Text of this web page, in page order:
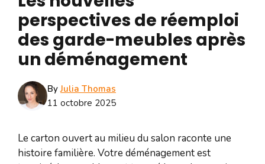
perspectives de réemploi
des garde-meubles après
un déménagement
ByJulia Thomas
11 octobre 2025
Le carton ouvert au milieu du salon raconte une
histoire familière. Votre déménagement est